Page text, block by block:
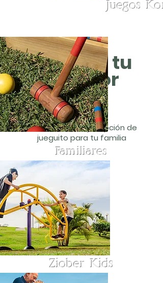
Juegos
Disfruta tu
exterior
Encuentrala mejor opción de
jueguito para tu familia
Familiares
Ziober Kids